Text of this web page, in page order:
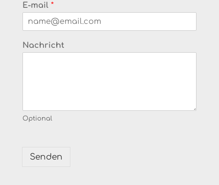
E-mail *
Nachricht
Optional
Senden